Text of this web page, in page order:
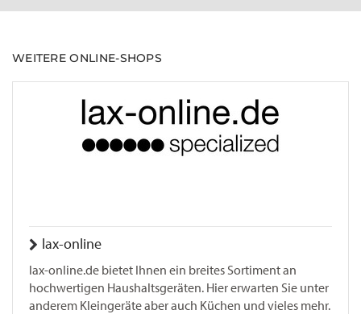
WEITERE ONLINE-SHOPS
lax-online
lax-online.de bietet Ihnen ein breites Sortiment an
hochwertigen Haushaltsgeräten. Hier erwarten Sie unter
anderem Kleingeräte aber auch Küchen und vieles mehr.